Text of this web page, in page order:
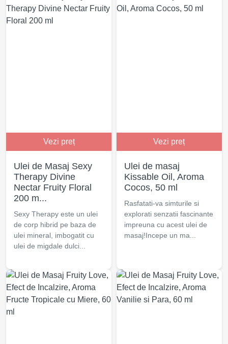
Vezi preț
Ulei de Masaj Sexy
Therapy Divine
Nectar Fruity Floral
200 m...
Sexy Therapy este un ulei
de corp hibrid pe baza de
ulei mineral, imbogatit cu
ulei de migdale dulci...
Vezi preț
Ulei de masaj
Kissable Oil, Aroma
Cocos, 50 ml
Rasfatati-va simturile si
explorati senzatii fascinante
impreuna cu acest ulei de
masaj!Incepe un ma...